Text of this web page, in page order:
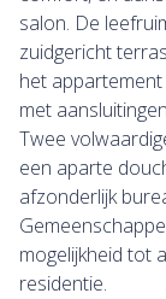
salon. De
zuidgericht
het
met
Twee
een aparte
afzonderlijk
mogelijkheid tot
residentie.